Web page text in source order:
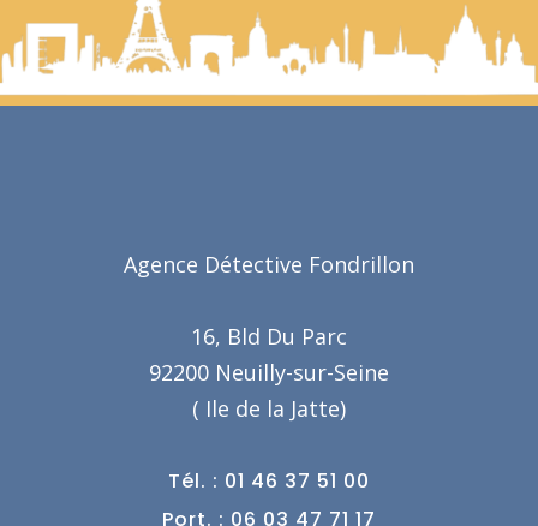
Agence Détective Fondrillon
16, Bld Du Parc
92200 Neuilly-sur-Seine
( Ile de la Jatte)
Tél. : 01 46 37 51 00
Port. : 06 03 47 71 17